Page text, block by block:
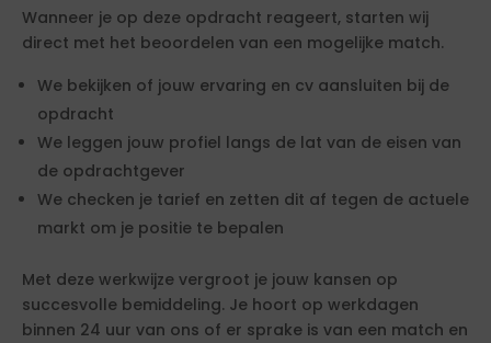
Wanneer je op deze opdracht reageert, starten wij
direct met het beoordelen van een mogelijke match.
We bekijken of jouw ervaring en cv aansluiten bij de
opdracht
We leggen jouw profiel langs de lat van de eisen van
de opdrachtgever
We checken je tarief en zetten dit af tegen de actuele
markt om je positie te bepalen
Met deze werkwijze vergroot je jouw kansen op
succesvolle bemiddeling. Je hoort op werkdagen
binnen 24 uur van ons of er sprake is van een match en